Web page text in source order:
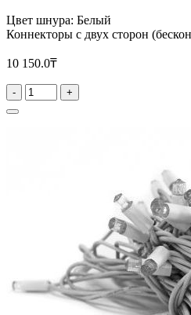
Цвет шнура: Белый
Коннекторы с двух сторон
10 150.0₸
- +